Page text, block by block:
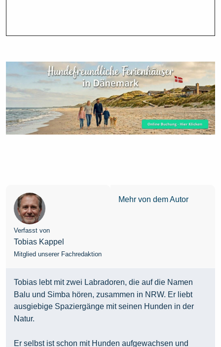
Verfasst von
Tobias Kappel
Mitglied unserer Fachredaktion
Mehr von dem Autor
Tobias lebt mit zwei Labradoren, die auf die Namen
Balu und Simba hören, zusammen in NRW. Er liebt
ausgiebige Spaziergänge mit seinen Hunden in der
Natur.
Er selbst ist schon mit Hunden aufgewachsen und